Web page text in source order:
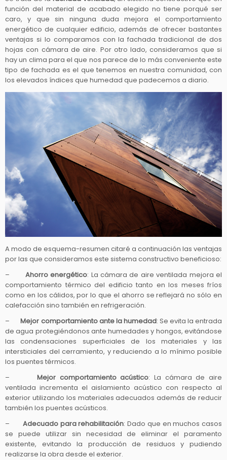
función del material de acabado elegido no tiene porqué ser
caro, y que sin ninguna duda mejora el comportamiento
energético de cualquier edificio, además de ofrecer bastantes
ventajas si lo comparamos con la fachada tradicional de dos
hojas con cámara de aire. Por otro lado, consideramos que si
hay un clima para el que nos parece de lo más conveniente este
tipo de fachada es el que tenemos en nuestra comunidad, con
los elevados índices que humedad que padecemos a diario.
A modo de esquema-resumen citaré a continuación las ventajas
por las que consideramos este sistema constructivo beneficioso:
– Ahorro energético: La cámara de aire ventilada mejora el
comportamiento térmico del edificio tanto en los meses fríos
como en los cálidos, por lo que el ahorro se reflejará no sólo en
calefacción sino también en refrigeración.
–Mejor comportamiento ante la humedad: Se evita la entrada
de agua protegiéndonos ante humedades y hongos, evitándose
las condensaciones superficiales de los materiales y las
intersticiales del cerramiento, y reduciendo a lo mínimo posible
los puentes térmicos.
– Mejor comportamiento acústico: La cámara de aire
ventilada incrementa el aislamiento acústico con respecto al
exterior utilizando los materiales adecuados además de reducir
también los puentes acústicos.
– Adecuado para rehabilitación: Dado que en muchos casos
se puede utilizar sin necesidad de eliminar el paramento
existente, evitando la producción de residuos y pudiendo
realizarse la obra desde el exterior.